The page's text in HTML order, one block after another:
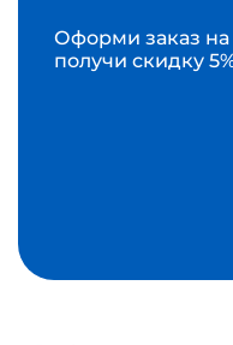
Оформи заказ на
получи скидку